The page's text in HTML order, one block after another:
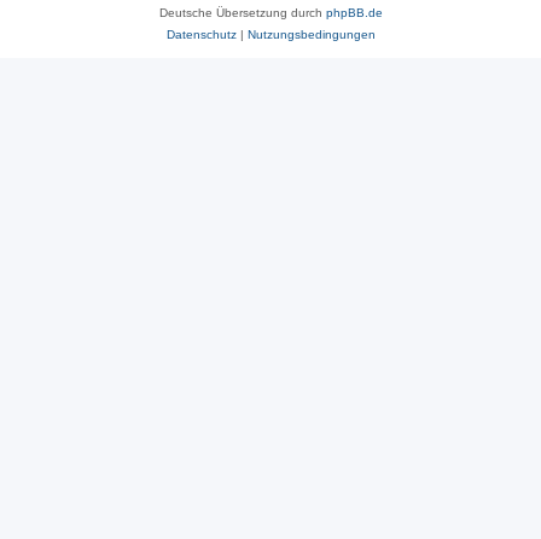
Deutsche Übersetzung durch phpBB.de
Datenschutz| Nutzungsbedingungen